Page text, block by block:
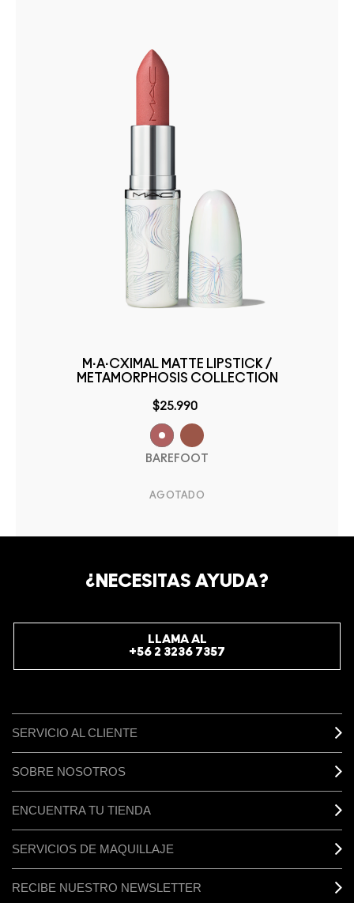
M·A·CXIMAL MATTE LIPSTICK /
METAMORPHOSIS COLLECTION
$25.990
BAREFOOT
AGOTADO
¿NECESITAS AYUDA?
LLAMA AL
+56 2 3236 7357
SERVICIO AL CLIENTE
SOBRE NOSOTROS
ENCUENTRA TU TIENDA
SERVICIOS DE MAQUILLAJE
RECIBE NUESTRO NEWSLETTER